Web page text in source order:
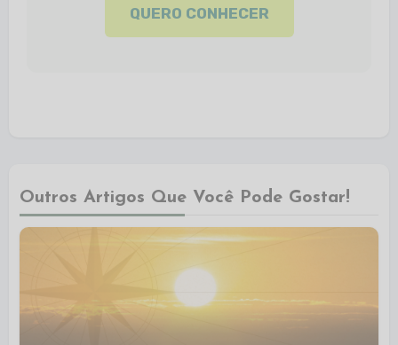
QUERO CONHECER
Outros Artigos Que Você Pode Gostar!